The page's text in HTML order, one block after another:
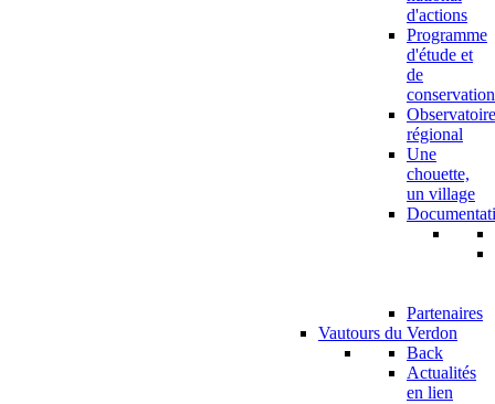
d'actions
Programme
d'étude et
de
conservation
Observatoire
régional
Une
chouette,
un village
Partenaires
Vautours du Verdon
Back
Actualités
en lien